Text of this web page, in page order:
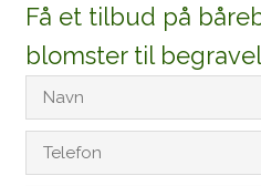
Få et tilbud på
blomster til